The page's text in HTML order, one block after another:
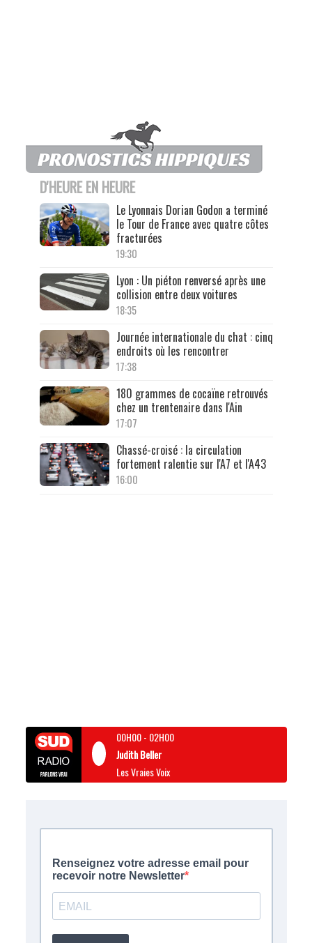
D'HEURE EN HEURE
Le Lyonnais Dorian Godon a terminé
le Tour de France avec quatre côtes
fracturées
19:30
Lyon : Un piéton renversé après une
collision entre deux voitures
18:35
Journée internationale du chat : cinq
endroits où les rencontrer
17:38
180 grammes de cocaïne retrouvés
chez un trentenaire dans l'Ain
17:07
Chassé-croisé : la circulation
fortement ralentie sur l'A7 et l'A43
16:00
00H00- 02H00
Judith Beller
Les Vraies Voix